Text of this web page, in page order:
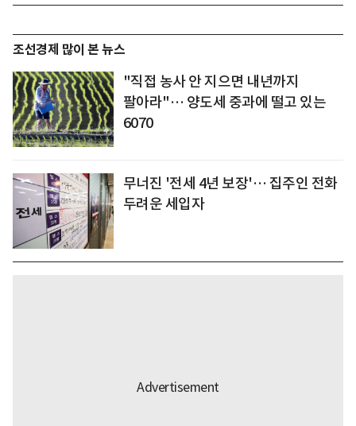
조선경제 많이 본 뉴스
"직접 농사 안 지으면 내년까지
팔아라"… 양도세 중과에 떨고 있는
6070
무너진 '전세 4년 보장'… 집주인 전화
두려운 세입자